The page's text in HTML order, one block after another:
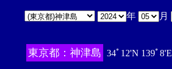
年 月
東京都：神津島 34ﾟ12'N 139ﾟ8'E